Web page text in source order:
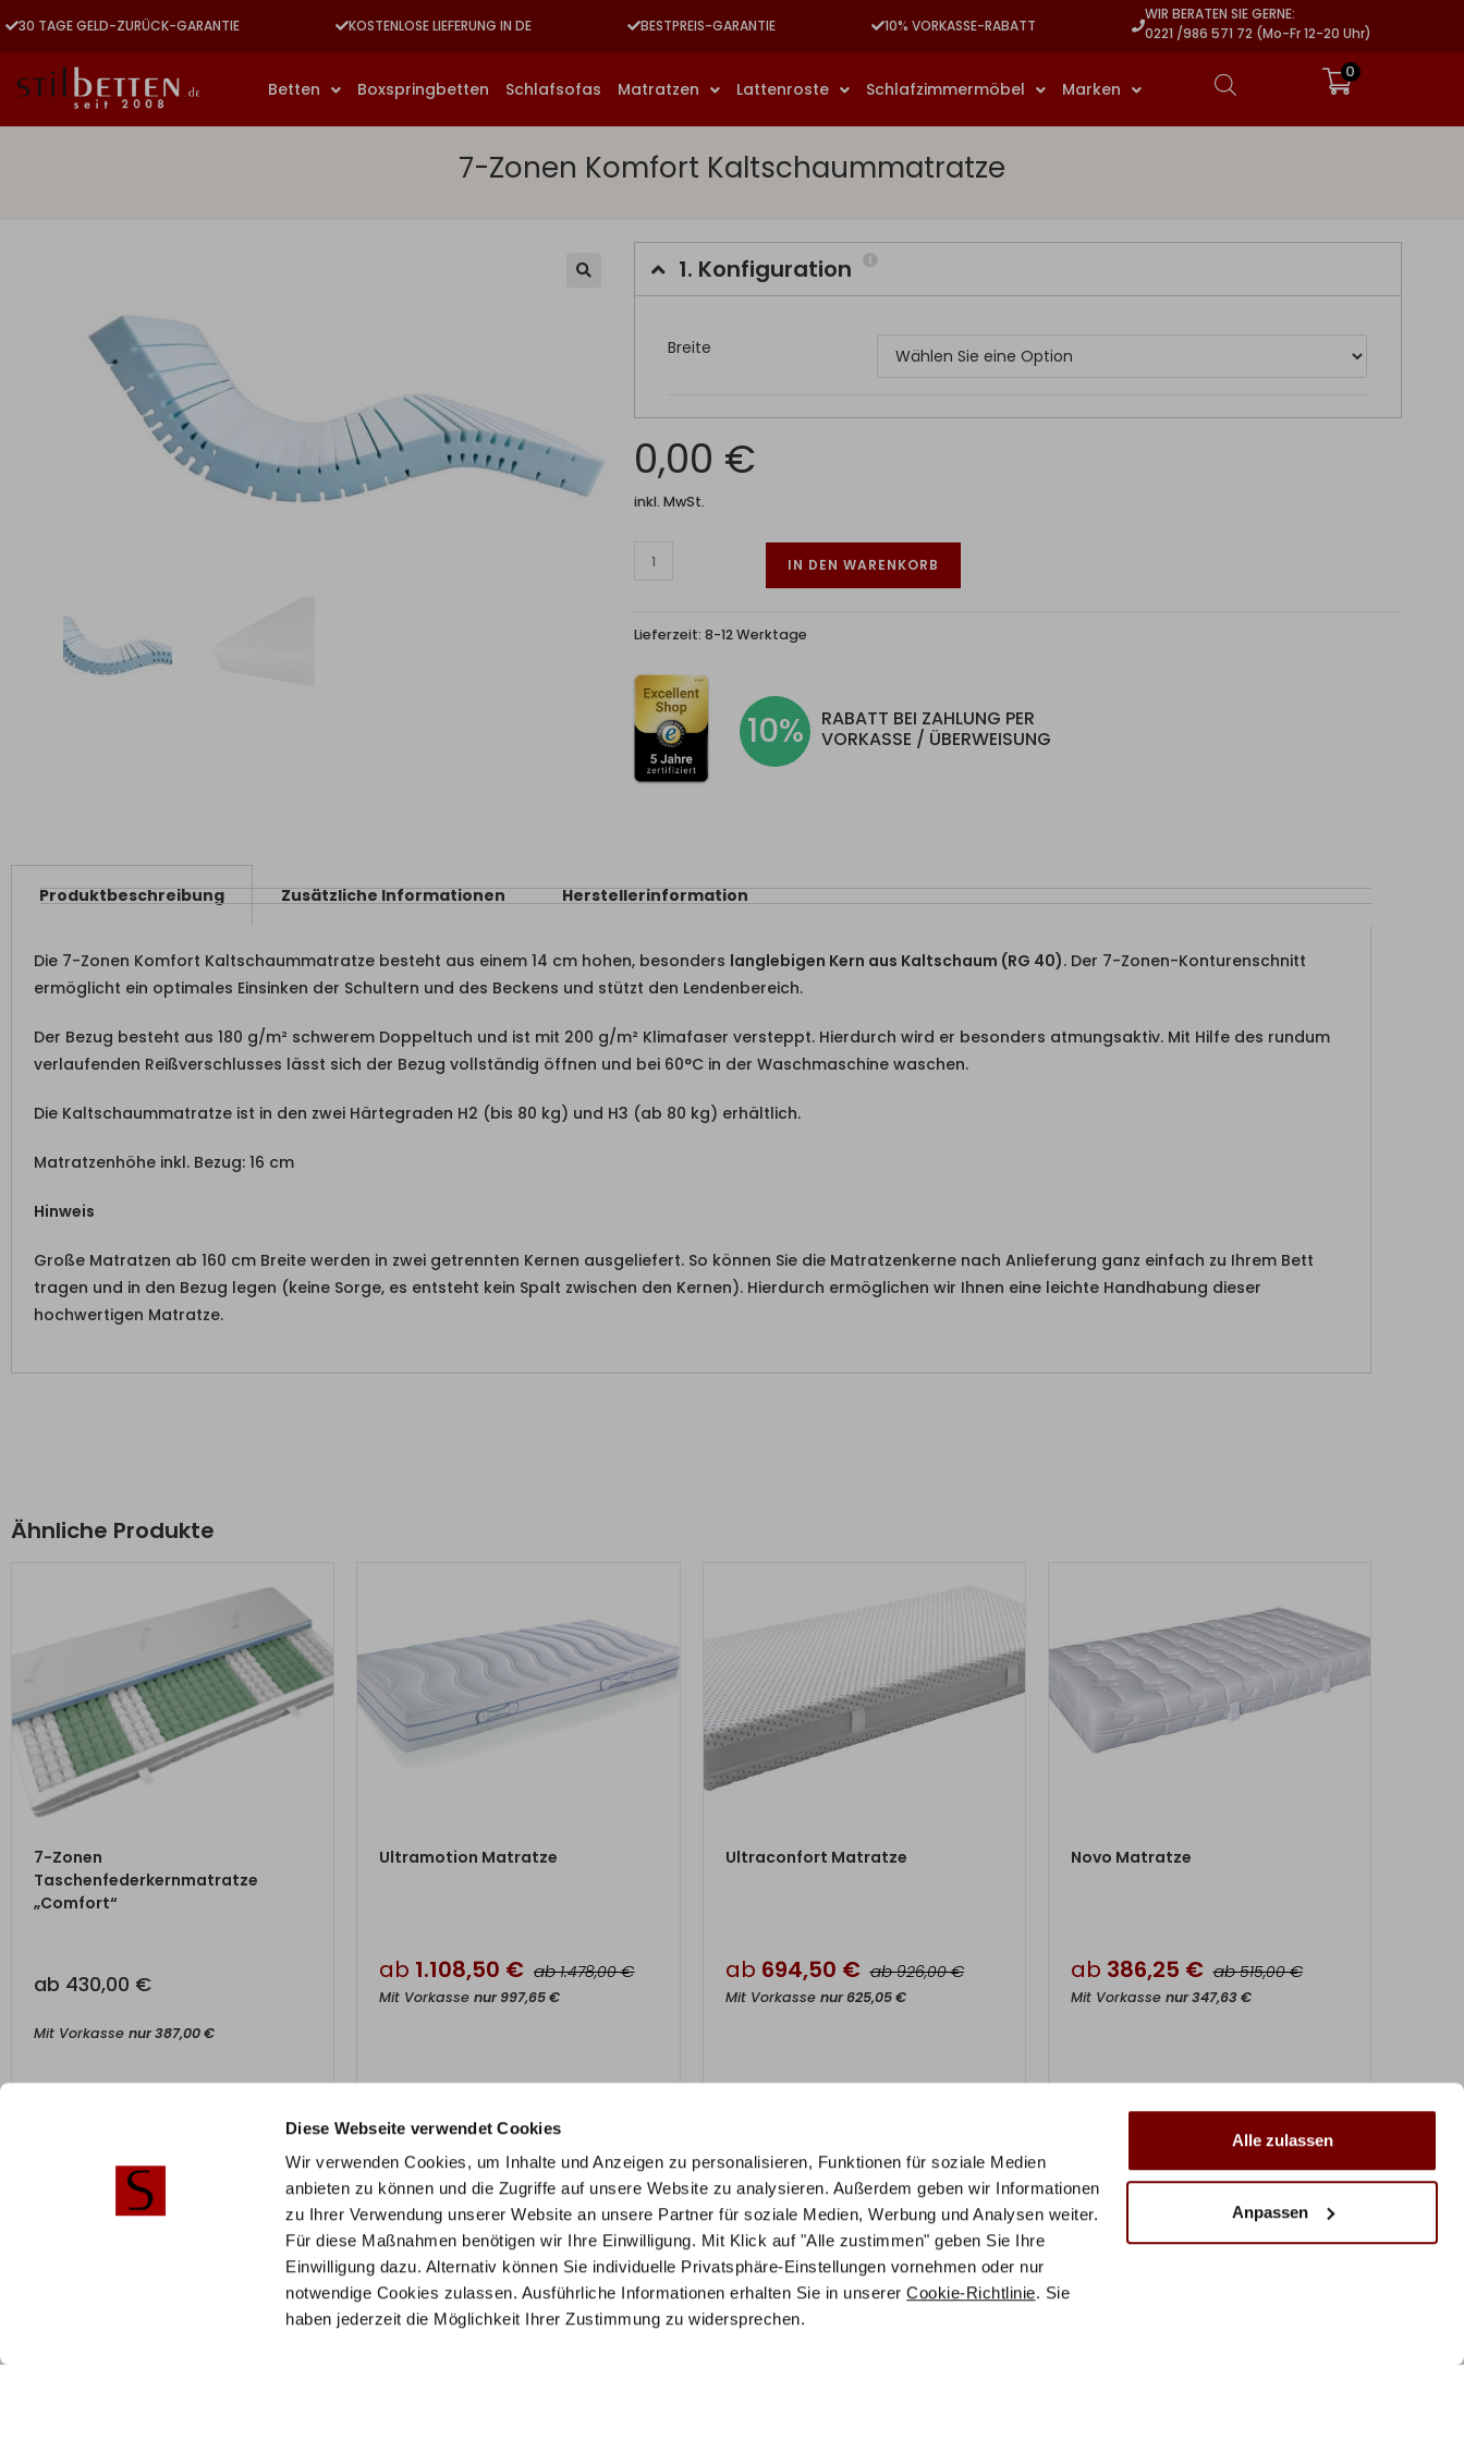
Diese Webseite verwendet Cookies
Wir verwenden Cookies, um Inhalte und Anzeigen zu personalisieren, Funktionen für soziale Medien
anbieten zu können und die Zugriffe auf unsere Website zu analysieren. Außerdem geben wir Informationen
zu Ihrer Verwendung unserer Website an unsere Partner für soziale Medien, Werbung und Analysen weiter.
Für diese Maßnahmen benötigen wir Ihre Einwilligung. Mit Klick auf "Alle zustimmen" geben Sie Ihre
Einwilligung dazu. Alternativ können Sie individuelle Privatsphäre-Einstellungen vornehmen oder nur
notwendige Cookies zulassen. Ausführliche Informationen erhalten Sie in unsererCookie-Richtlinie. Sie
haben jederzeit die Möglichkeit Ihrer Zustimmung zu widersprechen.
Alle zulassen
Anpassen
30 TAGE GELD-ZURÜCK-GARANTIE KOSTENLOSE LIEFERUNG IN DE BESTPREIS-GARANTIE 10% VORKASSE-RABATT
WIR BERATEN SIE GERNE:
0221 /986 571 72 (Mo-Fr 12-20 Uhr)
Betten Boxspringbetten Schlafsofas Matratzen Lattenroste Schlafzimmermöbel Marken
0
7-Zonen Komfort Kaltschaummatratze
Ihre Konfiguration
1. Konfiguration
Breite
0,00 €
inkl. MwSt.
IN DEN WARENKORB
Lieferzeit:8-12 Werktage
10%
RABATT BEI ZAHLUNG PER
VORKASSE / ÜBERWEISUNG
Produktbeschreibung Zusätzliche Informationen Herstellerinformation
Die 7-Zonen Komfort Kaltschaummatratze besteht aus einem 14 cm hohen, besonders langlebigen Kern aus Kaltschaum (RG 40). Der 7-Zonen-Konturenschnitt
ermöglicht ein optimales Einsinken der Schultern und des Beckens und stützt den Lendenbereich.
Der Bezug besteht aus 180 g/m² schwerem Doppeltuch und ist mit 200 g/m² Klimafaser versteppt. Hierdurch wird er besonders atmungsaktiv. Mit Hilfe des rundum
verlaufenden Reißverschlusses lässt sich der Bezug vollständig öffnen und bei 60°C in der Waschmaschine waschen.
Die Kaltschaummatratze ist in den zwei Härtegraden H2 (bis 80 kg) und H3 (ab 80 kg) erhältlich.
Matratzenhöhe inkl. Bezug: 16 cm
Hinweis
Große Matratzen ab 160 cm Breite werden in zwei getrennten Kernen ausgeliefert. So können Sie die Matratzenkerne nach Anlieferung ganz einfach zu Ihrem Bett
tragen und in den Bezug legen (keine Sorge, es entsteht kein Spalt zwischen den Kernen). Hierdurch ermöglichen wir Ihnen eine leichte Handhabung dieser
hochwertigen Matratze.
Ähnliche Produkte
7-Zonen
Taschenfederkernmatratze
„Comfort“
ab 430,00 €
Mit Vorkasse nur387,00€
Ultramotion Matratze
ab 1.108,50 € ab 1.478,00€
Mit Vorkassenur997,65€
Ultraconfort Matratze
ab 694,50 € ab 926,00€
Mit Vorkasse nur625,05€
Novo Matratze
ab 386,25 € ab 515,00€
Mit Vorkasse nur347,63€
Häufige Fragen
Telefonische Beratung
Sortiment
AGB
Cookie Richtlinie
Telefon:
0221/986 571 72
E-Mail
info@stilbetten.de